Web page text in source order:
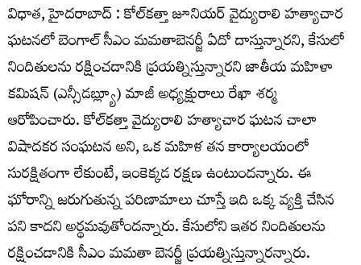
విధాత, హైదరాబాద్ : కోల్‌కత్తా జూనియర్ వైద్యురాలి హత్యాచార
ఘటనలో బెంగాల్ సీఎం మమతాబెనర్జీ ఏదో దాస్తున్నారని, కేసులో
నిందితులను రక్షించడానికి ప్రయత్నిస్తున్నారని జాతీయ మహిళా
కమిషన్ (ఎన్సీడబ్ల్యూ) మాజీ అధ్యక్షురాలు రేఖా శర్మ
ఆరోపించారు. కోల్‌కత్తా వైద్యురాలి హత్యాచార ఘటన చాలా
విషాదకర సంఘటన అని, ఒక మహిళ తన కార్యాలయంలో
సురక్షితంగా లేకుంటే, ఇంకెక్కడ రక్షణ ఉంటుందన్నారు. ఈ
ఘోరాన్ని జరుగుతున్న పరిణామాలు చూస్తే ఇది ఒక్క వ్యక్తి చేసిన
పని కాదని అర్థమవుతోందన్నారు. కేసులోని ఇతర నిందితులను
రక్షించడానికి సీఎం మమతా బెనర్జీ ప్రయత్నిస్తున్నారన్నారు.